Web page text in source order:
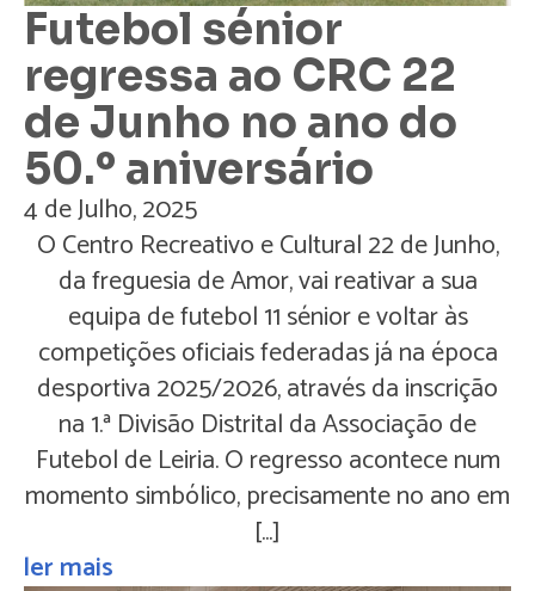
Futebol sénior
regressa ao CRC 22
de Junho no ano do
50.º aniversário
4 de Julho, 2025
O Centro Recreativo e Cultural 22 de Junho,
da freguesia de Amor, vai reativar a sua
equipa de futebol 11 sénior e voltar às
competições oficiais federadas já na época
desportiva 2025/2026, através da inscrição
na 1.ª Divisão Distrital da Associação de
Futebol de Leiria. O regresso acontece num
momento simbólico, precisamente no ano em
[…]
ler mais